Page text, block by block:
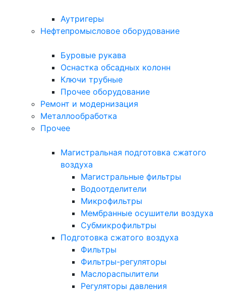
Аутригеры
Нефтепромысловое оборудование
Буровые рукава
Оснастка обсадных колонн
Ключи трубные
Прочее оборудование
Ремонт и модернизация
Металлообработка
Прочее
Магистральная подготовка сжатого
воздуха
Магистральные фильтры
Водоотделители
Микрофильтры
Мембранные осушители воздуха
Субмикрофильтры
Подготовка сжатого воздуха
Фильтры
Фильтры-регуляторы
Маслораспылители
Регуляторы давления